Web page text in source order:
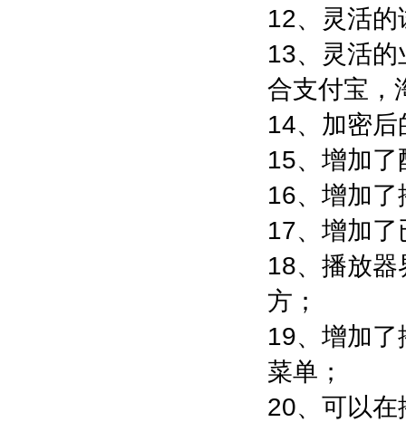
12、灵活
13、灵活
合支付宝，
14、加密
15、增加
16、增加
17、增加
18、播放
方；
19、增加
菜单；
20、可以在